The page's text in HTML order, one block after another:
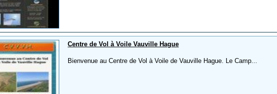
Centre de Vol à Voile Vauville Hague
Bienvenue au Centre de Vol à Voile de Vauville Hague. Le Camp...